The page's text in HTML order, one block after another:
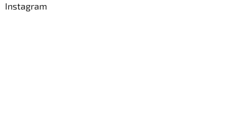
Instagram